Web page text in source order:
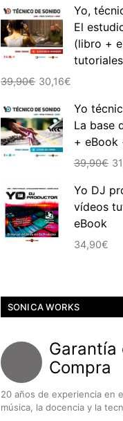
Yo,
El
(libro +
39,90€ El
original
era:
39,90€.
30,16€
actual
es:
30,16€.
Yo
La base
+ eBook
39,90€ El
Yo DJ
vídeos
eBook
34,90€
SONICA WORKS
Garantía
Compra
20 años de experiencia en
música, la docencia y la